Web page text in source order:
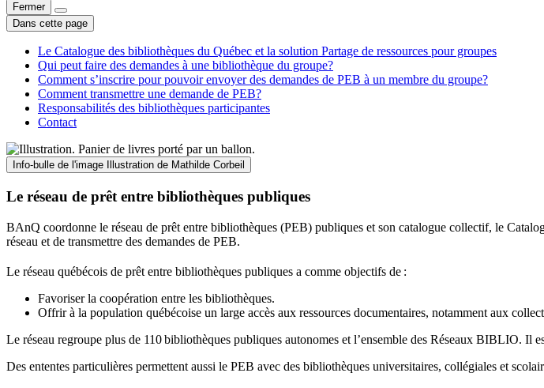
Fermer
Dans cette page
Le Catalogue des bibliothèques du Québec et la solution Partage de ressources pour groupes
Qui peut faire des demandes à une bibliothèque du groupe?
Comment s’inscrire pour pouvoir envoyer des demandes de PEB à un membre du groupe?
Comment transmettre une demande de PEB?
Responsabilités des bibliothèques participantes
Contact
Info-bulle de l'image Illustration de Mathilde Corbeil
Le réseau de prêt entre bibliothèques publiques
BAnQ coordonne le réseau de prêt entre bibliothèques (PEB) publiques et son catalogue collectif, le
réseau et de transmettre des demandes de PEB.
Le réseau québécois de prêt entre bibliothèques publiques a comme objectifs de :
Favoriser la coopération entre les bibliothèques.
Offrir à la population québécoise un large accès aux ressources documentaires, notamment aux
Le réseau regroupe plus de 110bibliothèques publiques autonomes et l’ensemble des Réseaux BIBLIO. Il
Des ententes particulières permettent aussi le PEB avec des bibliothèques universitaires, collégiales et